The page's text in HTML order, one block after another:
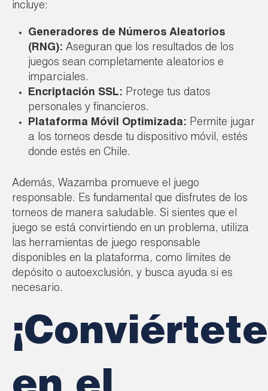
incluye:
Generadores de Números Aleatorios
(RNG): Aseguran que los resultados de los
juegos sean completamente aleatorios e
imparciales.
Encriptación SSL: Protege tus datos
personales y financieros.
Plataforma Móvil Optimizada: Permite jugar
a los torneos desde tu dispositivo móvil, estés
donde estés en Chile.
Además, Wazamba promueve el juego
responsable. Es fundamental que disfrutes de los
torneos de manera saludable. Si sientes que el
juego se está convirtiendo en un problema, utiliza
las herramientas de juego responsable
disponibles en la plataforma, como límites de
depósito o autoexclusión, y busca ayuda si es
necesario.
¡Conviértete